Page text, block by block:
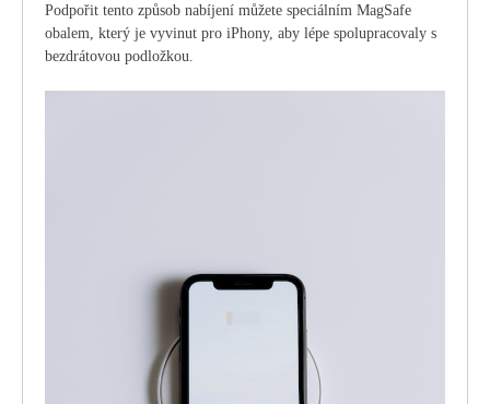
Podpořit tento způsob nabíjení můžete speciálním MagSafe
obalem, který je vyvinut pro iPhony, aby lépe spolupracovaly s
bezdrátovou podložkou.